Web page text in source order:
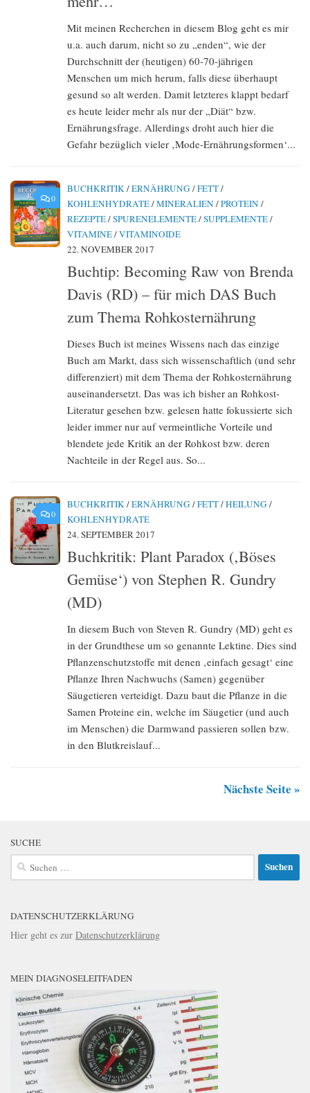
Mit meinen Recherchen in diesem Blog geht es mir
u.a. auch darum, nicht so zu „enden“, wie der
Durchschnitt der (heutigen) 60-70-jährigen
Menschen um mich herum, falls diese überhaupt
gesund so alt werden. Damit letzteres klappt bedarf
es heute leider mehr als nur der „Diät“ bzw.
Ernährungsfrage. Allerdings droht auch hier die
Gefahr bezüglich vieler ‚Mode-Ernährungsformen‘...
0
BUCHKRITIK/ERNÄHRUNG /FETT/
KOHLENHYDRATE/MINERALIEN /PROTEIN /
REZEPTE/SPURENELEMENTE/SUPPLEMENTE/
VITAMINE/VITAMINOIDE
22. NOVEMBER 2017
Buchtip: Becoming Raw von Brenda
Davis (RD) – für mich DAS Buch
zum Thema Rohkosternährung
Dieses Buch ist meines Wissens nach das einzige
Buch am Markt, dass sich wissenschaftlich (und sehr
differenziert) mit dem Thema der Rohkosternährung
auseinandersetzt. Das was ich bisher an Rohkost-
Literatur gesehen bzw. gelesen hatte fokussierte sich
leider immer nur auf vermeintliche Vorteile und
blendete jede Kritik an der Rohkost bzw. deren
Nachteile in der Regel aus. So...
0
BUCHKRITIK /ERNÄHRUNG /FETT/HEILUNG /
KOHLENHYDRATE
24. SEPTEMBER 2017
Buchkritik: Plant Paradox (‚Böses
Gemüse‘) von Stephen R. Gundry
(MD)
In diesem Buch von Steven R. Gundry (MD) geht es
in der Grundthese um so genannte Lektine. Dies sind
Pflanzenschutzstoffe mit denen ‚einfach gesagt‘ eine
Pflanze Ihren Nachwuchs (Samen) gegenüber
Säugetieren verteidigt. Dazu baut die Pflanze in die
Samen Proteine ein, welche im Säugetier (und auch
im Menschen) die Darmwand passieren sollen bzw.
in den Blutkreislauf...
Nächste Seite »
SUCHE
Suchen
DATENSCHUTZERKLÄRUNG
Hier geht es zur Datenschutzerklärung
MEIN DIAGNOSELEITFADEN